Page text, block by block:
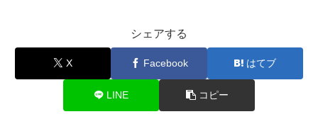
シェアする
X Facebook はてブ
LINE コピー